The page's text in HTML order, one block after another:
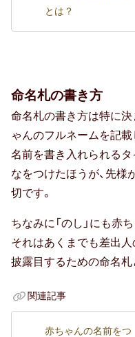
とは？
命名札の書き方
命名札の書き方は特に決
ゃんのフルネームを記載
名前を書き入れられる
なをつけたほうが、先様
切です。
ちなみに「のし」にも赤
それはあくまでも差出人
披露目するための命名札
関連記事
赤ちゃんの名前をつ